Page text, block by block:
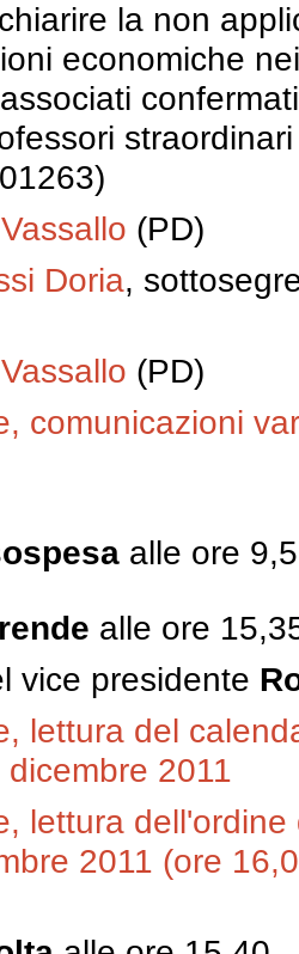
la non
economiche
(PD)
Doria,
(PD)
comunicazioni
alle ore
alle ore
vice presidente
lettura del
2011
lettura
2011 (ore